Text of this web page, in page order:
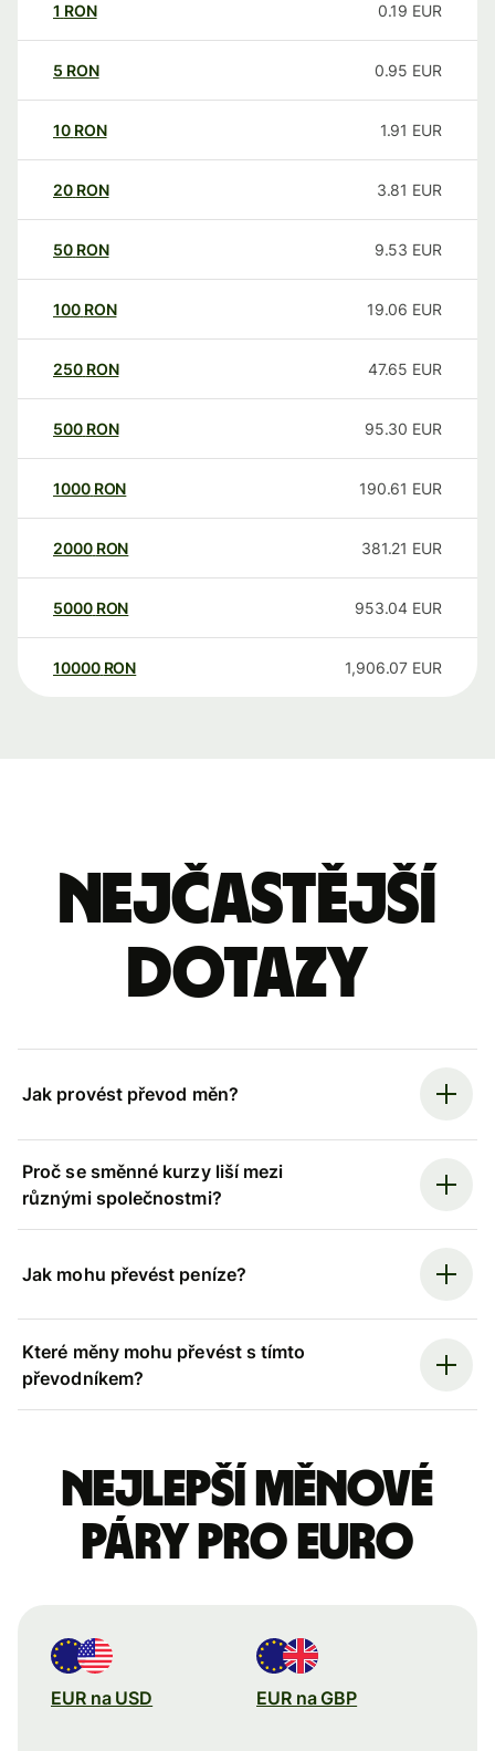
1 RON 0.19 EUR
5 RON 0.95 EUR
10 RON 1.91 EUR
20 RON 3.81 EUR
50 RON 9.53 EUR
100 RON 19.06 EUR
250 RON 47.65 EUR
500 RON 95.30 EUR
1000 RON 190.61 EUR
2000 RON 381.21 EUR
5000 RON 953.04 EUR
10000 RON 1,906.07 EUR
Nejčastější
dotazy
Jak provést převod měn?
Proč se směnné kurzy liší mezi
různými společnostmi?
Jak mohu převést peníze?
Které měny mohu převést s tímto
převodníkem?
Nejlepší měnové
páry pro euro
EUR na USD EUR na GBP